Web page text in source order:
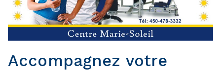
Accompagnez votre